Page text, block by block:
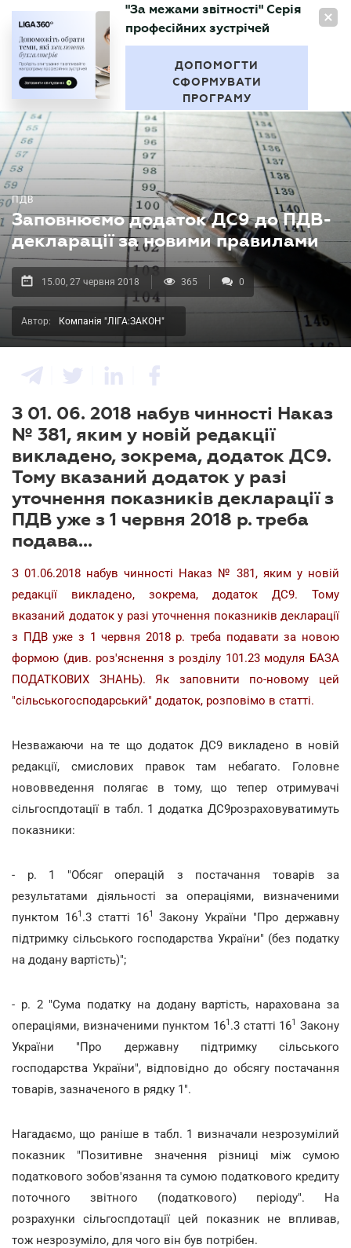
UA
БУХГАЛТЕР
"За межами звітності" Серія
професійних зустрічей
ДОПОМОГТИ
СФОРМУВАТИ
ПРОГРАМУ
ПДВ
Заповнюємо додаток ДС9 до ПДВ-
декларації за новими правилами
15.00, 27 червня 2018 365 0
Автор: Компанія "ЛІГА:ЗАКОН"
З 01. 06. 2018 набув чинності Наказ
№ 381, яким у новій редакції
викладено, зокрема, додаток ДС9.
Тому вказаний додаток у разі
уточнення показників декларації з
ПДВ уже з 1 червня 2018 р. треба
подава...
З 01.06.2018 набув чинності Наказ № 381, яким у новій
редакції викладено, зокрема, додаток ДС9. Тому
вказаний додаток у разі уточнення показників декларації
з ПДВ уже з 1 червня 2018 р. треба подавати за новою
формою (див. роз'яснення з розділу 101.23 модуля БАЗА
ПОДАТКОВИХ ЗНАНЬ). Як заповнити по-новому цей
"сільськогосподарський" додаток, розповімо в статті.
Незважаючи на те що додаток ДС9 викладено в новій
редакції, смислових правок там небагато. Головне
нововведення полягає в тому, що тепер отримувачі
сільгоспдотації в табл. 1 додатка ДС9розраховуватимуть
показники:
- р. 1 "Обсяг операцій з постачання товарів за
результатами діяльності за операціями, визначеними
пунктом 161 .3 статті 161
Закону України "Про державну
підтримку сільського господарства України" (без податку
на додану вартість)";
- р. 2 "Сума податку на додану вартість, нарахована за
операціями, визначеними пунктом 161 .3 статті 161 Закону
України "Про державну підтримку сільського
господарства України", відповідно до обсягу постачання
товарів, зазначеного в рядку 1".
Нагадаємо, що раніше в табл. 1 визначали незрозумілий
показник "Позитивне значення різниці між сумою
податкового зобов'язання та сумою податкового кредиту
поточного звітного (податкового) періоду". На
розрахунки сільгоспдотації цей показник не впливав,
тож незрозуміло, для чого він був потрібен.